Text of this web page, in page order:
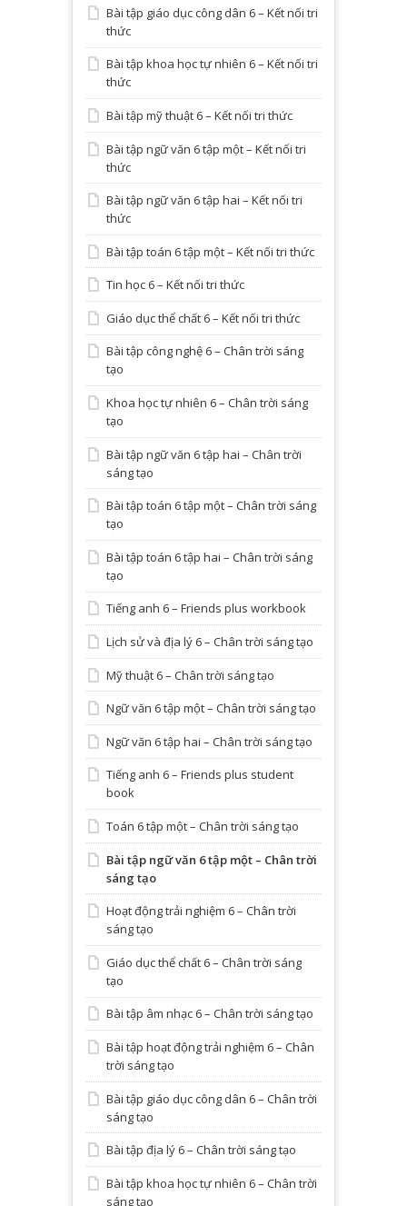
Bài tập giáo dục công dân 6 – Kết nối tri
thức
Bài tập khoa học tự nhiên 6 – Kết nối tri
thức
Bài tập mỹ thuật 6 – Kết nối tri thức
Bài tập ngữ văn 6 tập một – Kết nối tri
thức
Bài tập ngữ văn 6 tập hai – Kết nối tri
thức
Bài tập toán 6 tập một – Kết nối tri thức
Tin học 6 – Kết nối tri thức
Giáo dục thể chất 6 – Kết nối tri thức
Bài tập công nghệ 6 – Chân trời sáng
tạo
Khoa học tự nhiên 6 – Chân trời sáng
tạo
Bài tập ngữ văn 6 tập hai – Chân trời
sáng tạo
Bài tập toán 6 tập một – Chân trời sáng
tạo
Bài tập toán 6 tập hai – Chân trời sáng
tạo
Tiếng anh 6 – Friends plus workbook
Lịch sử và địa lý 6 – Chân trời sáng tạo
Mỹ thuật 6 – Chân trời sáng tạo
Ngữ văn 6 tập một – Chân trời sáng tạo
Ngữ văn 6 tập hai – Chân trời sáng tạo
Tiếng anh 6 – Friends plus student
book
Toán 6 tập một – Chân trời sáng tạo
Bài tập ngữ văn 6 tập một – Chân trời
sáng tạo
Hoạt động trải nghiệm 6 – Chân trời
sáng tạo
Giáo dục thể chất 6 – Chân trời sáng
tạo
Bài tập âm nhạc 6 – Chân trời sáng tạo
Bài tập hoạt động trải nghiệm 6 – Chân
trời sáng tạo
Bài tập giáo dục công dân 6 – Chân trời
sáng tạo
Bài tập địa lý 6 – Chân trời sáng tạo
Bài tập khoa học tự nhiên 6 – Chân trời
sáng tạo